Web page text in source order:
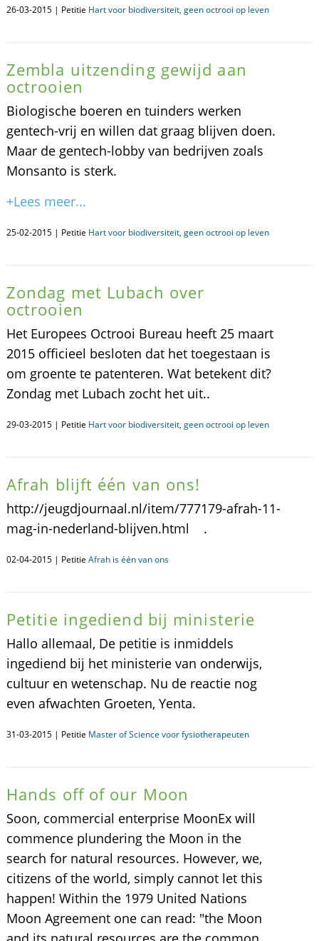
26-03-2015 | Petitie Hart voor biodiversiteit, geen octrooi op leven
Zembla uitzending gewijd aan
octrooien
Biologische boeren en tuinders werken
gentech-vrij en willen dat graag blijven doen.
Maar de gentech-lobby van bedrijven zoals
Monsanto is sterk.
+Lees meer...
25-02-2015 | Petitie Hart voor biodiversiteit, geen octrooi op leven
Zondag met Lubach over
octrooien
Het Europees Octrooi Bureau heeft 25 maart
2015 officieel besloten dat het toegestaan is
om groente te patenteren. Wat betekent dit?
Zondag met Lubach zocht het uit..
29-03-2015 | Petitie Hart voor biodiversiteit, geen octrooi op leven
Afrah blijft één van ons!
http://jeugdjournaal.nl/item/777179-afrah-11-
mag-in-nederland-blijven.html .
02-04-2015 | Petitie Afrah is één van ons
Petitie ingediend bij ministerie
Hallo allemaal, De petitie is inmiddels
ingediend bij het ministerie van onderwijs,
cultuur en wetenschap. Nu de reactie nog
even afwachten Groeten, Yenta.
31-03-2015 | Petitie Master of Science voor fysiotherapeuten
Hands off of our Moon
Soon, commercial enterprise MoonEx will
commence plundering the Moon in the
search for natural resources. However, we,
citizens of the world, simply cannot let this
happen! Within the 1979 United Nations
Moon Agreement one can read: "the Moon